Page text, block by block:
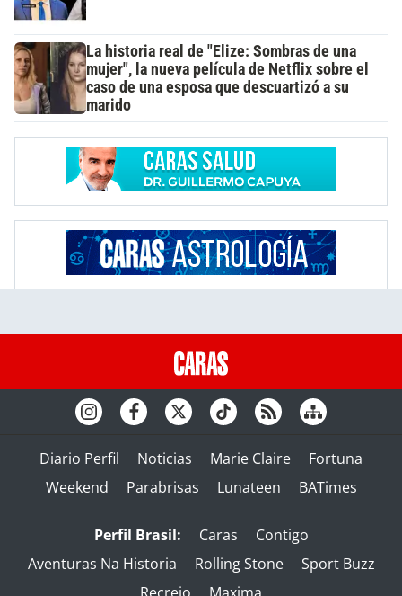
La historia real de "Elize: Sombras de una
mujer", la nueva película de Netflix sobre el
caso de una esposa que descuartizó a su
marido
Diario Perfil Noticias Marie Claire
Fortuna
Weekend
Parabrisas Lunateen BATimes
Perfil Brasil: Caras
Contigo
Aventuras Na Historia
Rolling Stone
Sport Buzz